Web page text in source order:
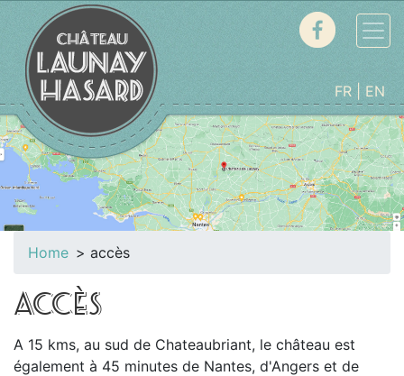
FR EN
Home accès
ACCÈS
A 15 kms, au sud de Chateaubriant, le château est
également à 45 minutes de Nantes, d'Angers et de